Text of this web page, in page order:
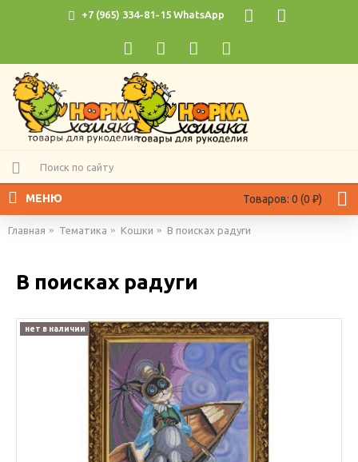
+7 (965) 334-81-15 WhatsApp
Товаров: 0 (0 ₽)
МЕНЮ
Главная Тематика Кошки В поисках радуги
В поисках радуги
нет в наличии